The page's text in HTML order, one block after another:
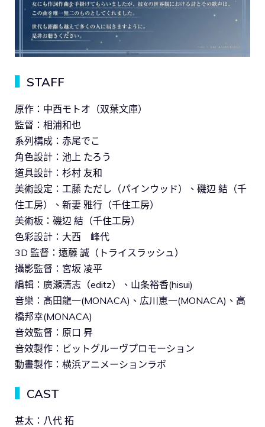
STAFF
原作：中西モトオ（双葉文庫）
監督：相浦和也
系列構成：赤尾でこ
角色設計：池上 たろう
道具設計：杉村 友和
美術設定：工藤 ただし（パインウッド）、磯辺 結（千
住工房）、新妻 雅行（千住工房）
美術板：磯辺 結（千住工房）
色彩設計：大西 峰代
3D 監督：遠藤 誠（トライスラッシュ）
攝影監督：宮坂 凌平
編輯：廣瀬清志（editz）、山条裕香(hisui)
音樂：髙田龍一(MONACA)、広川恵一(MONACA)、高
橋邦幸(MONACA)
音效監督：原口 昇
音效製作：ビットグルーヴプロモーション
動畫製作：横浜アニメーションラボ
CAST
甚太：八代 拓